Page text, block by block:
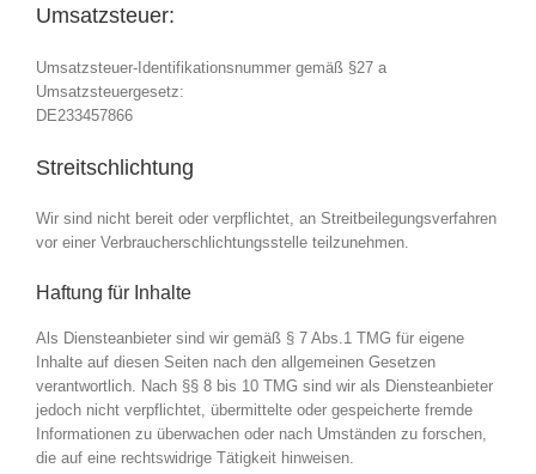
Umsatzsteuer:
Umsatzsteuer-Identifikationsnummer gemäß §27 a
Umsatzsteuergesetz:
DE233457866
Streitschlichtung
Wir sind nicht bereit oder verpflichtet, an Streitbeilegungsverfahren
vor einer Verbraucherschlichtungsstelle teilzunehmen.
Haftung für Inhalte
Als Diensteanbieter sind wir gemäß § 7 Abs.1 TMG für eigene
Inhalte auf diesen Seiten nach den allgemeinen Gesetzen
verantwortlich. Nach §§ 8 bis 10 TMG sind wir als Diensteanbieter
jedoch nicht verpflichtet, übermittelte oder gespeicherte fremde
Informationen zu überwachen oder nach Umständen zu forschen,
die auf eine rechtswidrige Tätigkeit hinweisen.